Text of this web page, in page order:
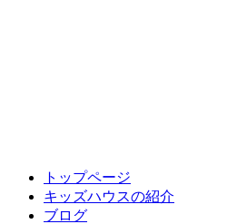
トップページ
キッズハウスの紹介
ブログ